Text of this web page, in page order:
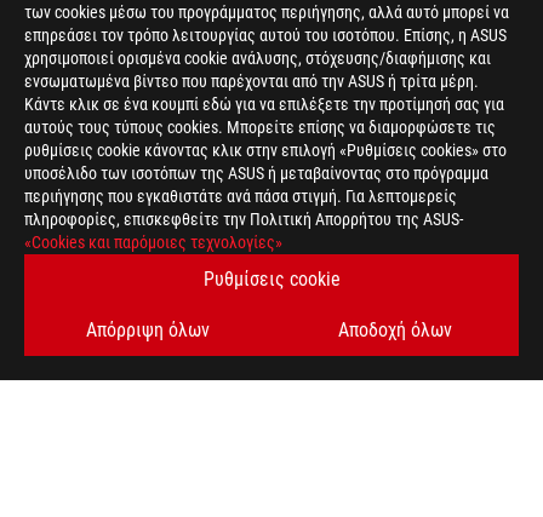
των cookies μέσω του προγράμματος περιήγησης, αλλά αυτό μπορεί να
επηρεάσει τον τρόπο λειτουργίας αυτού του ισοτόπου. Επίσης, η ASUS
χρησιμοποιεί ορισμένα cookie ανάλυσης, στόχευσης/διαφήμισης και
ενσωματωμένα βίντεο που παρέχονται από την ASUS ή τρίτα μέρη.
Κάντε κλικ σε ένα κουμπί εδώ για να επιλέξετε την προτίμησή σας για
αυτούς τους τύπους cookies. Μπορείτε επίσης να διαμορφώσετε τις
ρυθμίσεις cookie κάνοντας κλικ στην επιλογή «Ρυθμίσεις cookies» στο
υποσέλιδο των ισοτόπων της ASUS ή μεταβαίνοντας στο πρόγραμμα
περιήγησης που εγκαθιστάτε ανά πάσα στιγμή. Για λεπτομερείς
πληροφορίες, επισκεφθείτε την Πολιτική Απορρήτου της ASUS-
«Cookies και παρόμοιες τεχνολογίες»
Ρυθμίσεις cookie
Απόρριψη όλων Αποδοχή όλων
> GAMING ROG Z490
ΛΆΒΕΤΕ ΤΙΣ ΤΕΛΕΥΤΑΊΕΣ ΠΡΟΣΦΟΡΈΣ ΚΑΙ ΠΟΛΛΆ ΆΛΛΑ